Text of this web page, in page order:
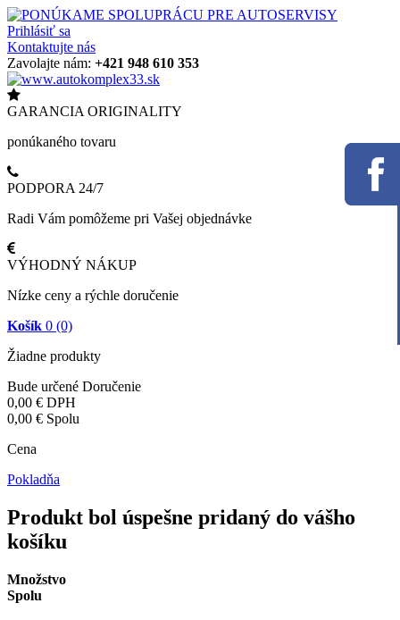
Prihlásiť sa
Kontaktujte nás
Zavolajte nám: +421 948 610 353
GARANCIA ORIGINALITY
ponúkaného tovaru
PODPORA 24/7
Radi Vám pomôžeme pri Vašej objednávke
VÝHODNÝ NÁKUP
Nízke ceny a rýchle doručenie
Košík 0 (0)
Žiadne produkty
Bude určené Doručenie
0,00 € DPH
0,00 € Spolu
Cena
Pokladňa
Produkt bol úspešne pridaný do vášho
košíku
Množstvo
Spolu